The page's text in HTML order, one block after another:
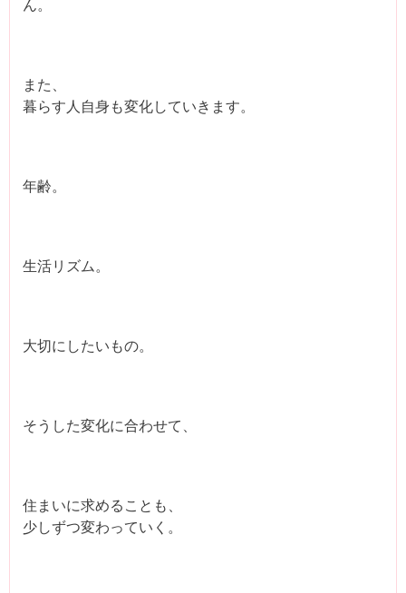
ん。
また、
暮らす人自身も変化していきます。
年齢。
生活リズム。
大切にしたいもの。
そうした変化に合わせて、
住まいに求めることも、
少しずつ変わっていく。